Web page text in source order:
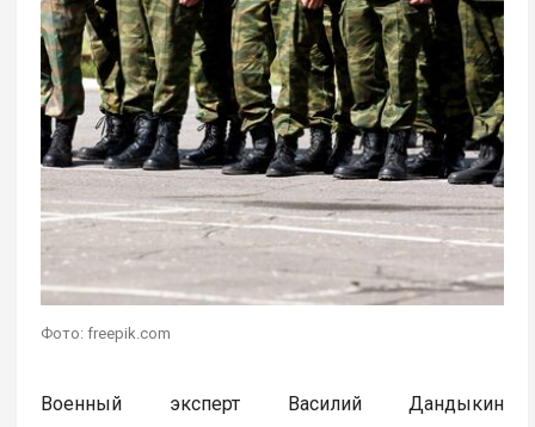
Фото: freepik.com
Военный эксперт Василий Дандыкин